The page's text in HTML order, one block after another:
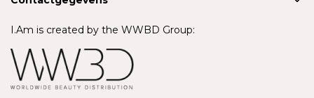
I.Am is created by the WWBD Group: